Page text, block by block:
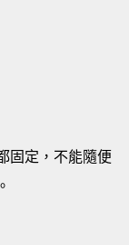
固定，不能隨便